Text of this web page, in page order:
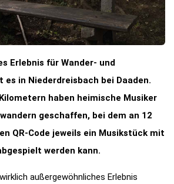
Erlebnis für Wander- und
es in Niederdreisbach bei Daaden.
haben heimische Musiker
geschaffen, bei dem an 12
QR-Code jeweils ein Musikstück mit
werden kann.
außergewöhnliches Erlebnis